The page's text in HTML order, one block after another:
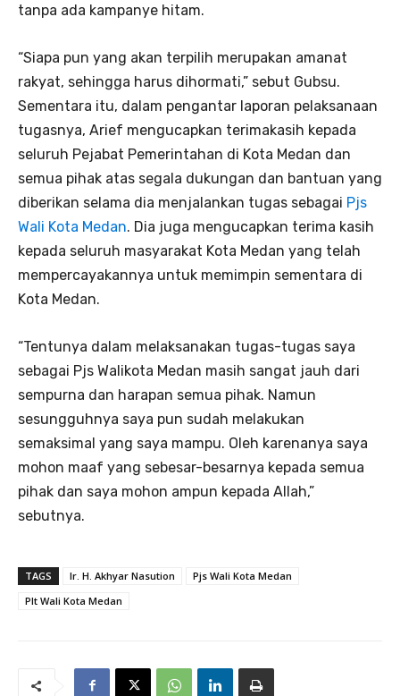
tanpa ada kampanye hitam.
“Siapa pun yang akan terpilih merupakan amanat
rakyat, sehingga harus dihormati,” sebut Gubsu.
Sementara itu, dalam pengantar laporan pelaksanaan
tugasnya, Arief mengucapkan terimakasih kepada
seluruh Pejabat Pemerintahan di Kota Medan dan
semua pihak atas segala dukungan dan bantuan yang
diberikan selama dia menjalankan tugas sebagai Pjs
Wali Kota Medan. Dia juga mengucapkan terima kasih
kepada seluruh masyarakat Kota Medan yang telah
mempercayakannya untuk memimpin sementara di
Kota Medan.
“Tentunya dalam melaksanakan tugas-tugas saya
sebagai Pjs Walikota Medan masih sangat jauh dari
sempurna dan harapan semua pihak. Namun
sesungguhnya saya pun sudah melakukan
semaksimal yang saya mampu. Oleh karenanya saya
mohon maaf yang sebesar-besarnya kepada semua
pihak dan saya mohon ampun kepada Allah,”
sebutnya.
TAGS Ir. H. Akhyar Nasution
Pjs Wali Kota Medan
Plt Wali Kota Medan